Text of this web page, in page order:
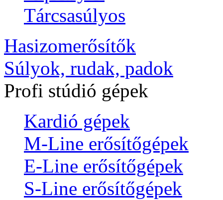
Tárcsasúlyos
Hasizomerősítők
Súlyok, rudak, padok
Profi stúdió gépek
Kardió gépek
M-Line erősítőgépek
E-Line erősítőgépek
S-Line erősítőgépek